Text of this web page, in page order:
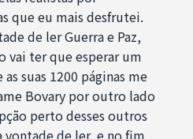
que eu mais desfrutei.
de ler Guerra e Paz,
vai ter que esperar um
suas 1200 páginas me
Bovary por outro lado
perto desses outros
de ler, e no fim